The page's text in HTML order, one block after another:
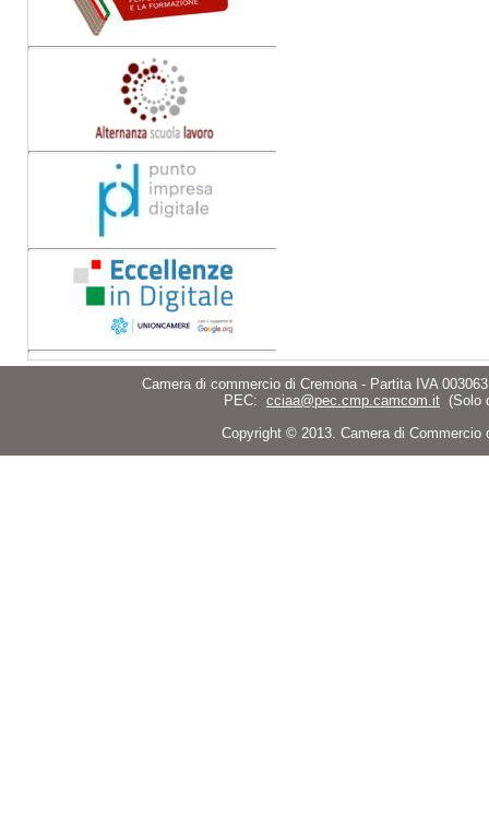
Camera di commercio di Cremona - Partita IVA
PEC: cciaa@pec.cmp.camcom.it (Solo
Copyright © 2013. Camera di